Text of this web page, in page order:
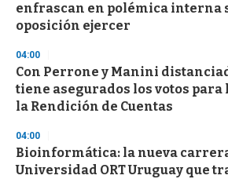
enfrascan en polémica interna
oposición ejercer
04:00
Con Perrone y Manini
tiene asegurados los votos para
la Rendición de Cuentas
04:00
Bioinformática: la nueva
Universidad ORT Uruguay que